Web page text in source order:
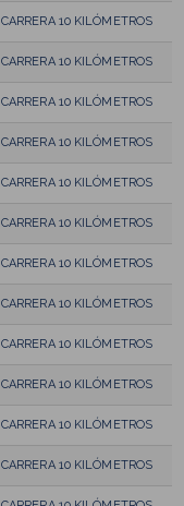
CARRERA 10 KILÓMETROS
CARRERA 10 KILÓMETROS
CARRERA 10 KILÓMETROS
CARRERA 10 KILÓMETROS
CARRERA 10 KILÓMETROS
CARRERA 10 KILÓMETROS
CARRERA 10 KILÓMETROS
CARRERA 10 KILÓMETROS
CARRERA 10 KILÓMETROS
CARRERA 10 KILÓMETROS
CARRERA 10 KILÓMETROS
CARRERA 10 KILÓMETROS